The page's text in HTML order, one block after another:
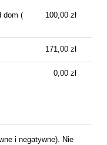
dom (
100,00 zł
171,00 zł
0,00 zł
i negatywne). Nie